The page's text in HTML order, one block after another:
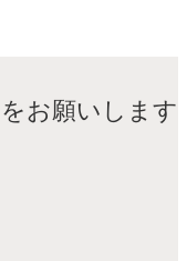
お願いします